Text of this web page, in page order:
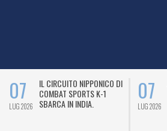
07
LUG 2026
IL CIRCUITO NIPPONICO DI
COMBAT SPORTS K-1
SBARCA IN INDIA.
07
LUG 2026